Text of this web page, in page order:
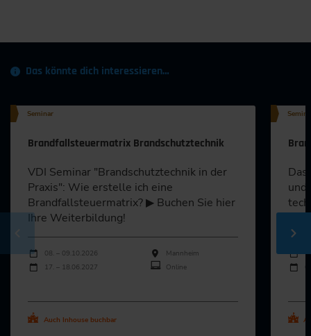
Das könnte dich interessieren…
Seminar
Brandfallsteuermatrix Brandschutztechnik
VDI Seminar "Brandschutztechnik in der
Praxis": Wie erstelle ich eine
Brandfallsteuermatrix? ▶ Buchen Sie hier
Ihre Weiterbildung!
Durchführungen
Veranstaltungsdatum Veranstaltungsort
08. – 09.10.2026
Mannheim
17. – 18.06.2027
Online
Auch Inhouse buchbar
und